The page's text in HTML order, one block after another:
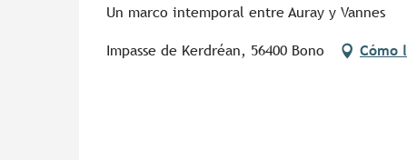
Un marco intemporal entre Auray y Vannes
Impasse de Kerdréan, 56400 Bono Cómo